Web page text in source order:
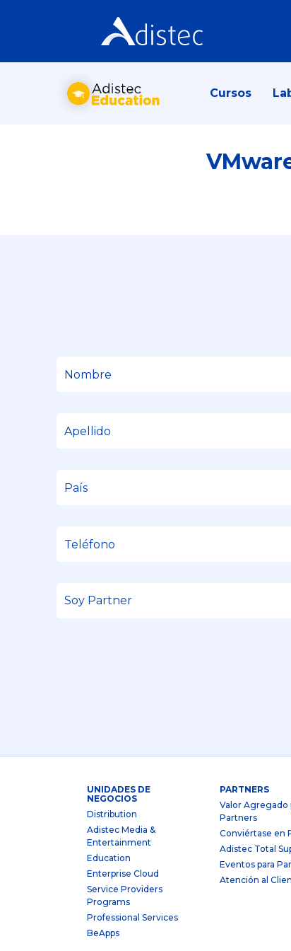
Cursos
UNIDADES DE
NEGOCIOS
Distribution
Adistec Media &
Entertainment
Education
Enterprise Cloud
Service Providers
Programs
Professional Services
BeApps
PARTNERS
Valor Agregado
Partners
Conviértase en
Adistec Total
Eventos para
Atención al